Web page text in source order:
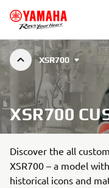
XSR700
XSR700
Discover the all
XSR700 – a model
historical icons and